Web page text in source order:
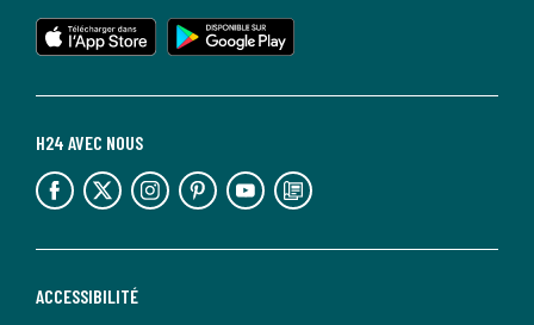
ACCESSIBILITÉ
H24 AVEC NOUS
lien vers l'espace réseaux sociaux lien vers l'espace réseaux sociaux lien vers l'espace réseaux sociaux lien vers l'espace réseaux sociaux lien vers l'espace réseaux sociaux lien vers le blog la redoute
lien vers l'app store
lien vers google play